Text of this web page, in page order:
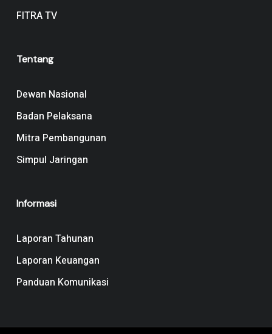
FITRA TV
Tentang
Dewan Nasional
Badan Pelaksana
Mitra Pembangunan
Simpul Jaringan
Informasi
Laporan Tahunan
Laporan Keuangan
Panduan Komunikasi